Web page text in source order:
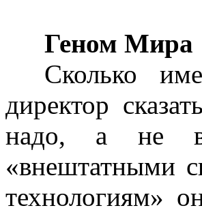
Геном Мира
Сколько
директор
надо, а не
«внештатными
технологиям»